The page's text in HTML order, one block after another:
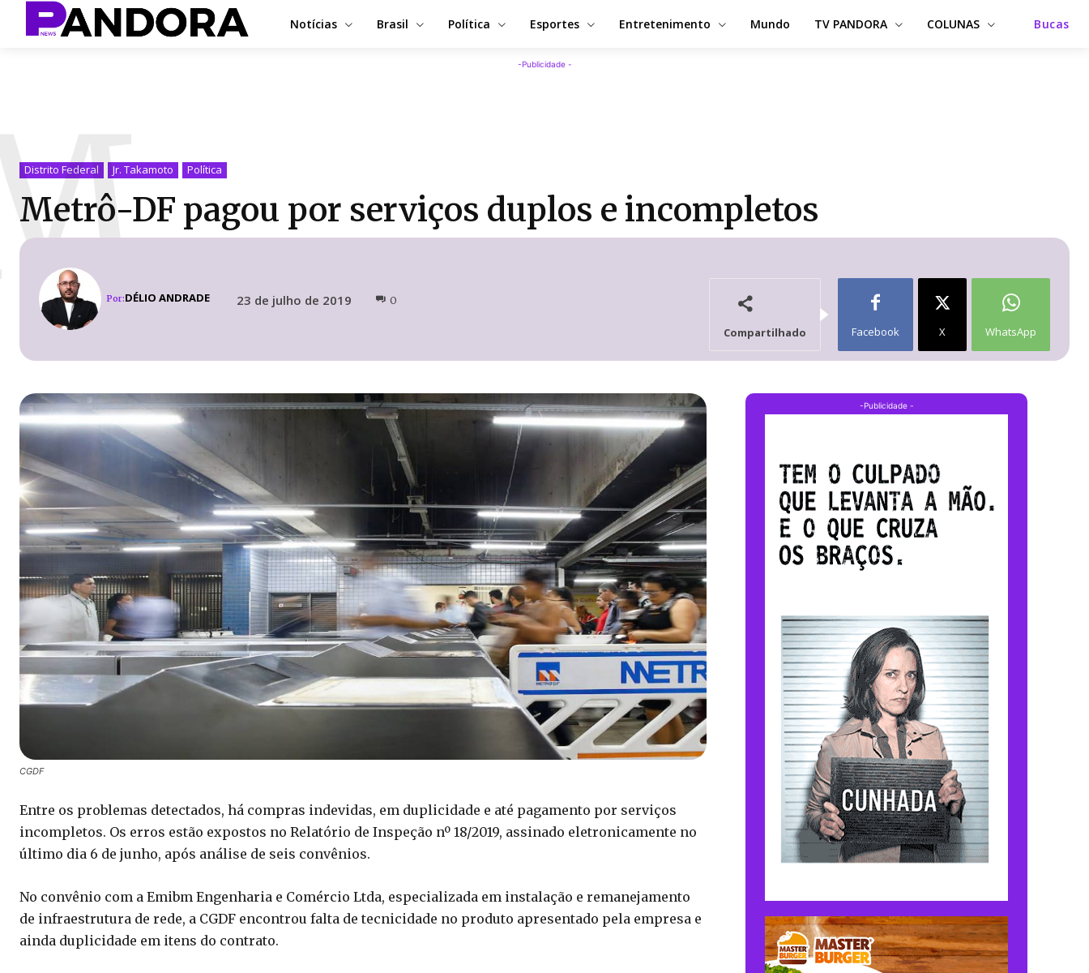
Notícias Brasil Política Esportes Entretenimento Mundo TV PANDORA COLUNAS Bucas
-Publicidade -
Distrito Federal Jr. Takamoto Política
Metrô-DF pagou por serviços duplos e incompletos
Por:DÉLIO ANDRADE 23 de julho de 2019 0
Compartilhado Facebook X WhatsApp
CGDF
Entre os problemas detectados, há compras indevidas, em duplicidade e até pagamento por serviços
incompletos. Os erros estão expostos no Relatório de Inspeção nº 18/2019, assinado eletronicamente no
último dia 6 de junho, após análise de seis convênios.
No convênio com a Emibm Engenharia e Comércio Ltda, especializada em instalação e remanejamento
de infraestrutura de rede, a CGDF encontrou falta de tecnicidade no produto apresentado pela empresa e
ainda duplicidade em itens do contrato.
-Publicidade -